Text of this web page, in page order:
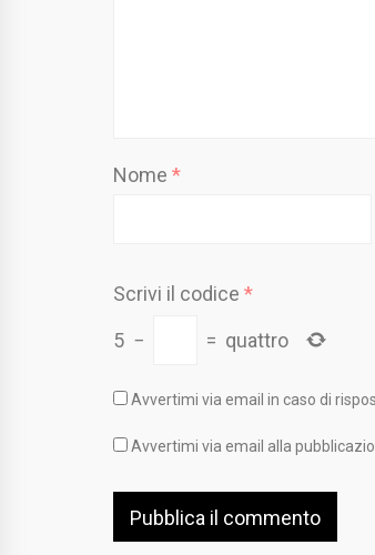
Nome *
Scrivi il codice *
5 − = quattro
Avvertimi via email in caso di
Avvertimi via email alla